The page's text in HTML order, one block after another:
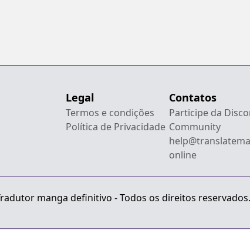
Legal
Termos e condições
Política de Privacidade
Contatos
Participe da
Community
online
manga definitivo - Todos os direitos reservados.